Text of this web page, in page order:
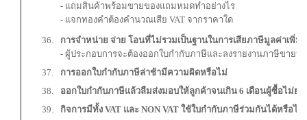
- แถมสินค้าพร้อมขายของแถมหมดทำอย่างไร
- แจกทองคำต้องคำนวณเสีย VAT จากราคาใด
การจำหน่าย จ่าย โอนที่ไม่รวมเป็นฐานในการเสียภาษีมูลค่าเพิ่ม
- ผู้ประกอบการจะต้องออกใบกำกับภาษีและลงรายงานภาษีขายห
การออกใบกำกับภาษีล่าช้ามีความผิดหรือไม่
ออกใบกำกับภาษีแล้วลืมส่งมอบให้ลูกค้าจนเกิน 6 เดือนผู้ซื้อไม่ย
กิจการมีทั้ง VAT และ NON VAT ใช้ใบกำกับภาษีร่วมกันได้หรือไม่